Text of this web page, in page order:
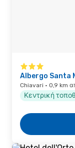
Albergo Santa
Chiavari · 0,9 km
Κεντρική